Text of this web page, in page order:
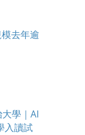
去年逾
學｜AI
入讀試